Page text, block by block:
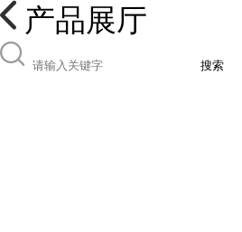
产品展厅
搜索